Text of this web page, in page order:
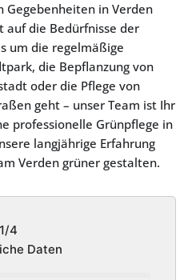
Gegebenheiten in Verden
auf die Bedürfnisse der
um die regelmäßige
die Bepflanzung von
oder die Pflege von
geht – unser Team ist Ihr
professionelle Grünpflege in
langjährige Erfahrung
Verden grüner gestalten.
1/4
Daten